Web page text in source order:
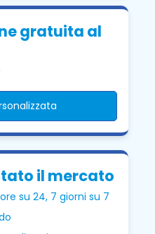
gratuita al
il mercato
su 24, 7 giorni su 7